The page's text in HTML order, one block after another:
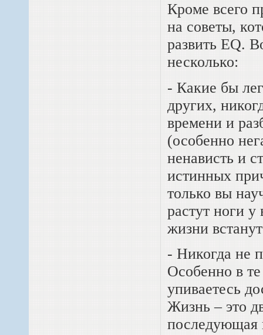
Кроме всего
на советы,
развить EQ.
несколько:
- Какие бы
других,
времени и
(особенно
ненависть и
истинных
только вы
растут ноги
жизни
- Никогда не
Особенно в
упиваетесь
Жизнь – это
последующая